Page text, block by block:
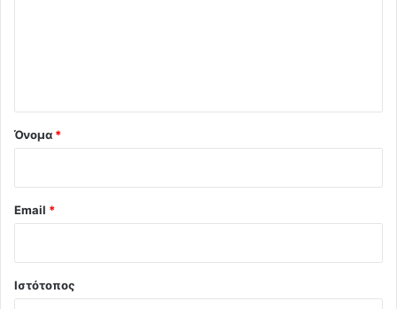
Όνομα *
Email *
Ιστότοπος